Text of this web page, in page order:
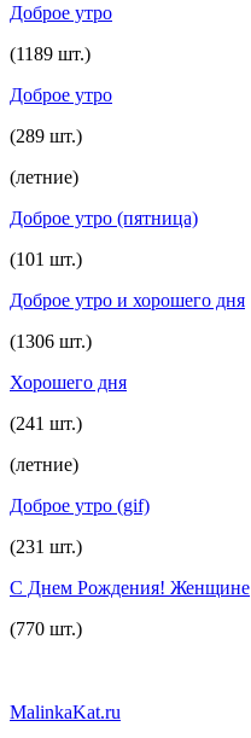
Доброе утро
(1189 шт.)
Доброе утро
(289 шт.)
(летние)
Доброе утро (пятница)
(101 шт.)
Доброе утро и хорошего дня
(1306 шт.)
Хорошего дня
(241 шт.)
(летние)
Доброе утро (gif)
(231 шт.)
С Днем Рождения! Женщине
(770 шт.)
MalinkaKat.ru